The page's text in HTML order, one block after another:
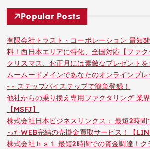
Popular Posts
有限会社トラスト・コーポレーション 最短3
料！西日本エリアに特化、全国対応【ファク
クリスマス、お正月には素敵なプレゼント
ムームードメインであなたのオンラインプ
- - ステップバイステップで簡単登録！
他社からの乗り換え専用ファクタリング 業
【MSFJ】
株式会社日本ビジネスリンクス： 最短2時間
ったWEB完結の売掛金買取サービス！【
株式会社ｈｓ１ 最短2時間での資金調達！ク